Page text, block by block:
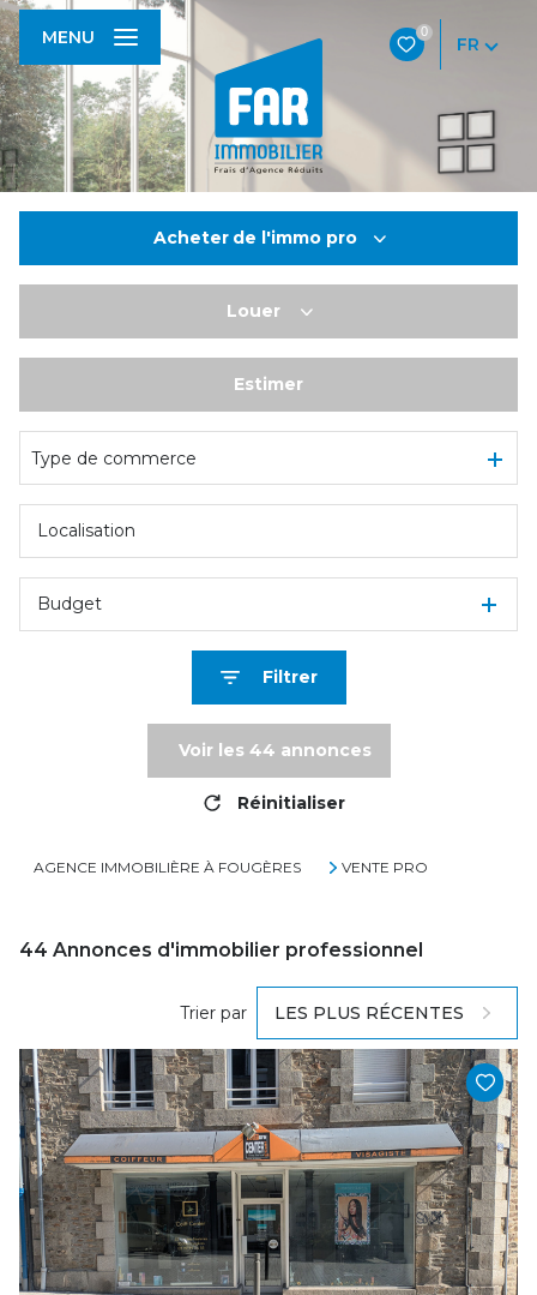
0
FR
MENU
Acheter de l'immo pro
De l'immo pro
Louer
De l'immo pro
Estimer
Type de commerce
Budget
Filtrer
Voir les 44 annonces
Réinitialiser
AGENCE IMMOBILIÈRE À FOUGÈRES VENTE PRO
44 Annonces d'immobilier professionnel
Trier par LES PLUS RÉCENTES